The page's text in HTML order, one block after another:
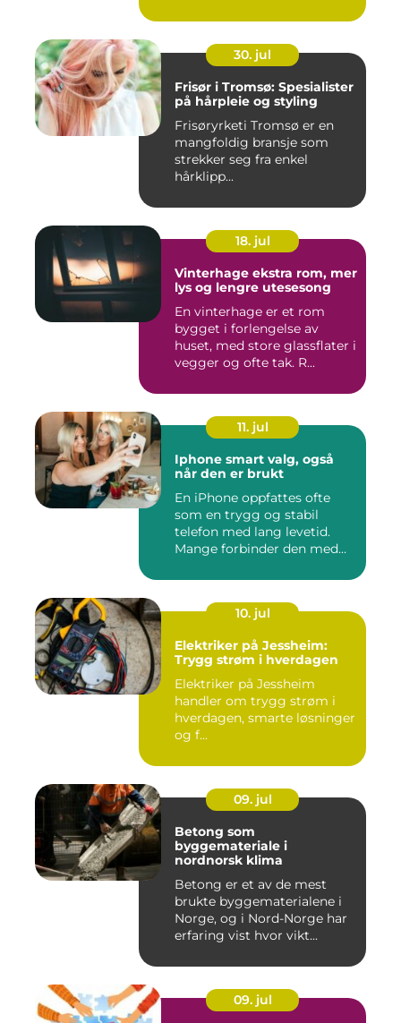
30. jul
Frisør i Tromsø: Spesialister
på hårpleie og styling
Frisøryrketi Tromsø er en
mangfoldig bransje som
strekker seg fra enkel
hårklipp...
18. jul
Vinterhage ekstra rom, mer
lys og lengre utesesong
En vinterhage er et rom
bygget i forlengelse av
huset, med store glassflater i
vegger og ofte tak. R...
11. jul
Iphone smart valg, også
når den er brukt
En iPhone oppfattes ofte
som en trygg og stabil
telefon med lang levetid.
Mange forbinder den med
10. jul
Elektriker på Jessheim:
Trygg strøm i hverdagen
Elektriker på Jessheim
handler om trygg strøm i
hverdagen, smarte løsninger
og f...
09. jul
Betong som
byggemateriale i
nordnorsk klima
Betong er et av de mest
brukte byggematerialene i
Norge, og i Nord-Norge har
erfaring vist hvor vikt...
09. jul